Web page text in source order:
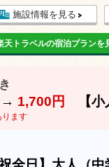
施設情報を見る
天トラベルの宿泊プランを
1,700円 【小
ます